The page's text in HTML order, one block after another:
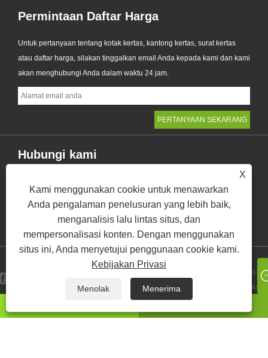
X
Kami menggunakan cookie untuk menawarkan
Anda pengalaman penelusuran yang lebih baik,
menganalisis lalu lintas situs, dan
mempersonalisasi konten. Dengan menggunakan
situs ini, Anda menyetujui penggunaan cookie kami.
Kebijakan Privasi
Menolak Menerima
Permintaan Daftar Harga
Untuk pertanyaan tentang kotak kertas, kantong kertas, surat kertas
atau daftar harga, silakan tinggalkan email Anda kepada kami dan kami
akan menghubungi Anda dalam waktu 24 jam.
Hubungi kami
RM 402, Flat B, Gedung Tianying, #20 Houjie Avenue,
Kota Houjie, Kota Dongguan, Provinsi Guangdong, Cina
+86-769-85580985
christy_xiong@zealxintl.com
Links Sitemap RSS
Privasi
Hak Cipta © 2023 Zeal X International Limited - Kotak Kertas, Kantong